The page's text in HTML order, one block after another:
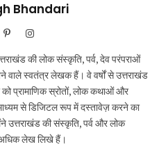
Bhandari
PinterestInstagram
की लोक संस्कृति, पर्व, देव परंपराओं
वाले स्वतंत्र लेखक हैं। वे वर्षों से उत्तराखंड
प्रामाणिक स्रोतों, लोक कथाओं और
से डिजिटल रूप में दस्तावेज़ करने का
उत्तराखंड की संस्कृति, पर्व और लोक
लेख लिखे हैं।